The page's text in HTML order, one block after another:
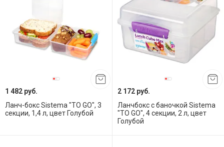
1 482 руб.
Ланч-бокс Sistema "TO GO", 3
секции, 1,4 л, цвет Голубой
2 172 руб.
Ланчбокс с баночкой Sistema
"TO GO", 4 секции, 2 л, цвет
Голубой